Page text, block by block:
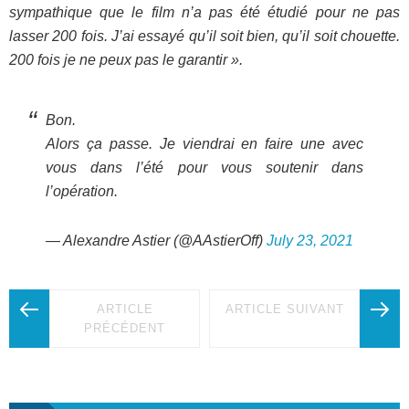
sympathique que le film n’a pas été étudié pour ne pas
lasser 200 fois. J’ai essayé qu’il soit bien, qu’il soit chouette.
200 fois je ne peux pas le garantir ».
Bon.
Alors ça passe. Je viendrai en faire une avec
vous dans l’été pour vous soutenir dans
l’opération.
— Alexandre Astier (@AAstierOff) July 23, 2021
ARTICLE
PRÉCÉDENT
ARTICLE SUIVANT